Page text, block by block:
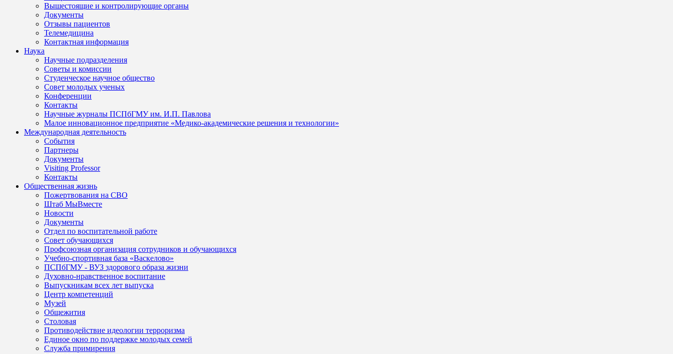
Вышестоящие и контролирующие органы
Документы
Отзывы пациентов
Телемедицина
Контактная информация
Наука
Научные подразделения
Советы и комиссии
Студенческое научное общество
Совет молодых ученых
Конференции
Контакты
Научные журналы ПСПбГМУ им. И.П. Павлова
Малое инновационное предприятие «Медико-академические решения и технологии»
Международная деятельность
События
Партнеры
Документы
Visiting Professor
Контакты
Общественная жизнь
Пожертвования на СВО
Штаб МыВместе
Новости
Документы
Отдел по воспитательной работе
Совет обучающихся
Профсоюзная организация сотрудников и обучающихся
Учебно-спортивная база «Васкелово»
ПСПбГМУ - ВУЗ здорового образа жизни
Духовно-нравственное воспитание
Выпускникам всех лет выпуска
Центр компетенций
Музей
Общежития
Столовая
Противодействие идеологии терроризма
Единое окно по поддержке молодых семей
Служба примирения